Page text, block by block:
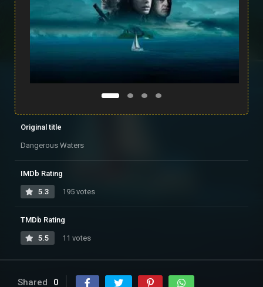
Original title
Dangerous Waters
IMDb Rating
5.3 195 votes
TMDb Rating
5.5 11 votes
Shared 0